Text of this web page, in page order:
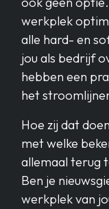
werkplek
alle hard- en
jou als bedrijf
hebben een
het
Hoe zij dat
met welke
allemaal terug
Ben je
werkplek van